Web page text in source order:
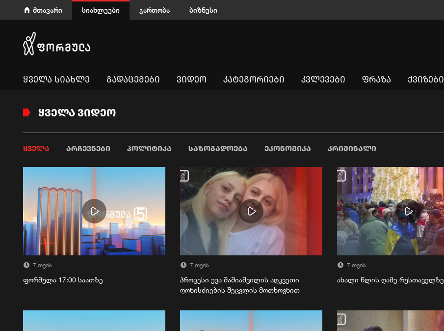
მთავარი სიახლეები გართობა ბიზნესი
ᲧᲕᲔᲚᲐ ᲡᲘᲐᲮᲚᲔ ᲒᲐᲓᲐᲪᲔᲛᲔᲑᲘ ᲕᲘᲓᲔᲝ ᲙᲐᲢᲔᲒᲝᲠᲘᲔᲑᲘ ᲙᲕᲚᲔᲕᲔᲑᲘ ᲤᲠᲐᲖᲐ ᲥᲕᲘᲖᲔᲑᲘ
ᲧᲕᲔᲚᲐ ᲕᲘᲓᲔᲝ
ᲧᲕᲔᲚᲐ ᲐᲠᲩᲔᲕᲜᲔᲑᲘ ᲞᲝᲚᲘᲢᲘᲙᲐ ᲡᲐᲖᲝᲒᲐᲓᲝᲔᲑᲐ ᲔᲙᲝᲜᲝᲛᲘᲙᲐ ᲙᲠᲘᲛᲘᲜᲐᲚᲘ
7 თვის
ფორმულა 17:00 საათზე
7 თვის
პროცესი ევა შაშიაშვილის აღკვეთი
ღონისძიების შეცვლის მოთხოვნით
7 თვის
ახალი წლის ღამე რუსთაველზე